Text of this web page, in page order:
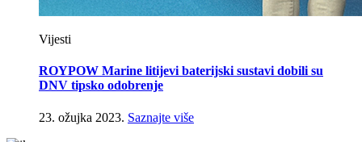
Vijesti
ROYPOW Marine litijevi baterijski sustavi dobili su
DNV tipsko odobrenje
23. ožujka 2023. Saznajte više